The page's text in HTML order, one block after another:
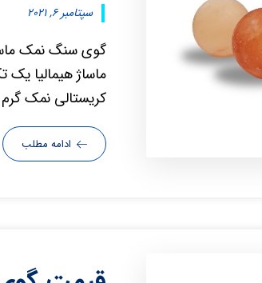
سپتامبر ۶, ۲۰۲۱
گوی سنگ نمک
ماساژ هیمالیا یک
کریستالی نمک
ادامه مطلب